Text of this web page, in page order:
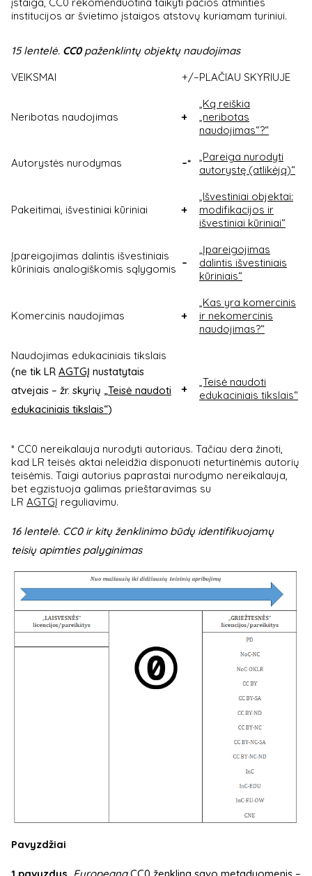
institucijos ar švietimo įstaigos atstovų kuriamam turiniui.
15 lentelė. CC0paženklintų objektų naudojimas
VEIKSMAI
+/–PLAČIAU SKYRIUJE
Neribotas naudojimas +
„Ką reiškia
„neribotas
naudojimas“?“
Autorystės nurodymas –*
„Pareiga nurodyti
autorystę (atlikėją)“
Pakeitimai, išvestiniai kūriniai +
„Išvestiniai objektai:
modifikacijos ir
išvestiniai kūriniai“
Įpareigojimas dalintis išvestiniais
kūriniais analogiškomis sąlygomis –
„Įpareigojimas
dalintis išvestiniais
kūriniais“
Komercinis naudojimas +
„Kas yra komercinis
ir nekomercinis
naudojimas?“
Naudojimas edukaciniais tikslais
(ne tik LR AGTGĮ nustatytais
atvejais – žr. skyrių „Teisė naudoti
edukaciniais tikslais“)
+
„Teisė naudoti
edukaciniais tikslais“
* CC0 nereikalauja nurodyti autoriaus. Tačiau dera žinoti,
kad LR teisės aktai neleidžia disponuoti neturtinėmis autorių
teisėmis. Taigi autorius paprastai nurodymo nereikalauja,
bet egzistuoja galimas prieštaravimas su
LR AGTGĮ reguliavimu.
16 lentelė. CC0 ir kitų ženklinimo būdų identifikuojamų
teisių apimties palyginimas
Pavyzdžiai